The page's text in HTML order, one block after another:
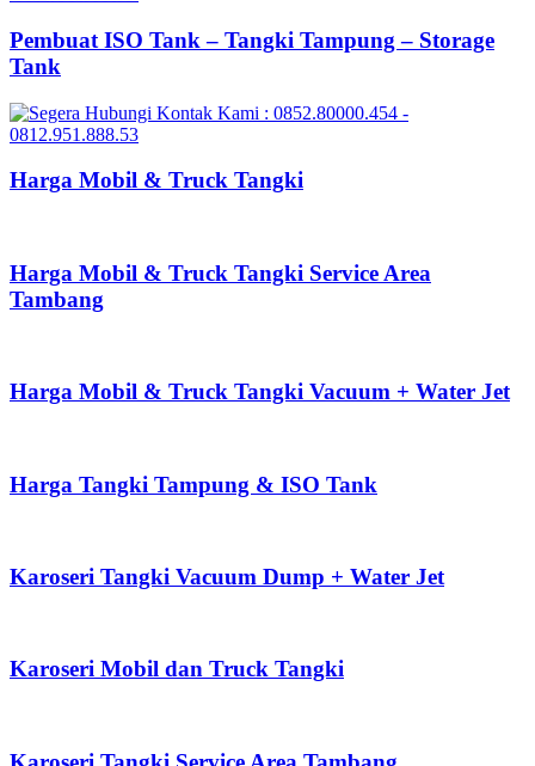
Pembuat ISO Tank – Tangki Tampung – Storage
Tank
Harga Mobil & Truck Tangki
Harga Mobil & Truck Tangki Service Area
Tambang
Harga Mobil & Truck Tangki Vacuum + Water Jet
Harga Tangki Tampung & ISO Tank
Karoseri Tangki Vacuum Dump + Water Jet
Karoseri Mobil dan Truck Tangki